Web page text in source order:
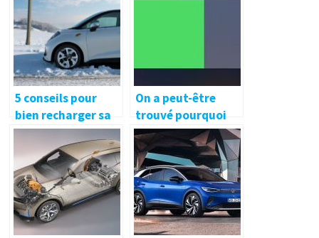
5 conseils pour
bien recharger sa
voiture électrique
en hiver
On a peut-être
trouvé pourquoi
les batteries de
voitures
électriques se
déchargent en
stationnement